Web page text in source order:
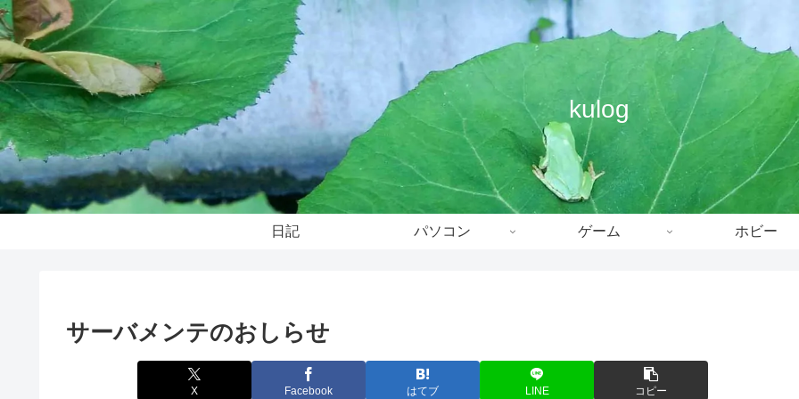
kulog
日記 パソコン ゲーム ホビー
サーバメンテのおしらせ
X Facebook はてブ LINE コピー